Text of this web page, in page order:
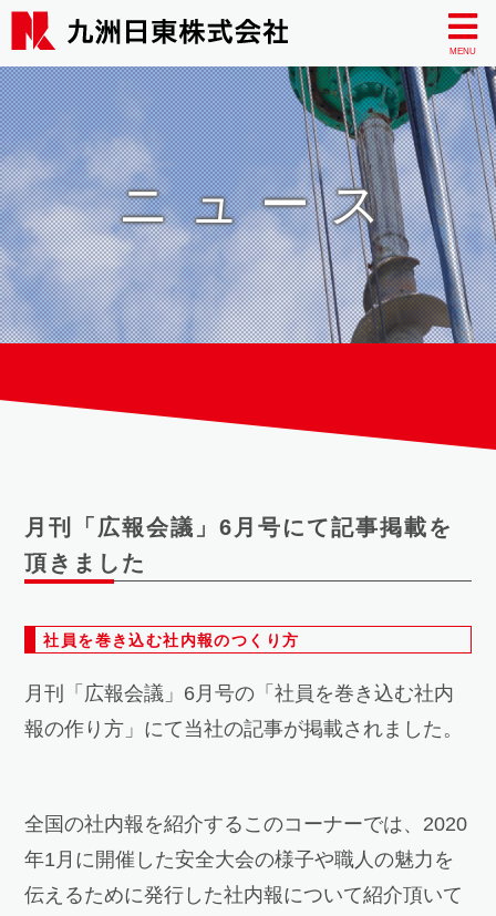
MENU
ニュース
月刊「広報会議」6月号にて記事掲載を
頂きました
社員を巻き込む社内報のつくり方
月刊「広報会議」6月号の「社員を巻き込む社内
報の作り方」にて当社の記事が掲載されました。
全国の社内報を紹介するこのコーナーでは、2020
年1月に開催した安全大会の様子や職人の魅力を
伝えるために発行した社内報について紹介頂いて